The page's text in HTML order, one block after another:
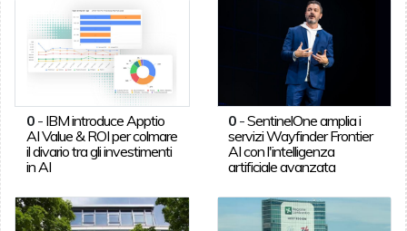
0- IBM introduce Apptio
AI Value & ROI per colmare
il divario tra gli investimenti
in AI
0 -SentinelOne amplia i
servizi Wayfinder Frontier
AI con l'intelligenza
artificiale avanzata